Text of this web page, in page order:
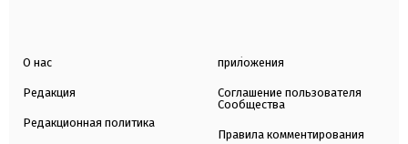
О нас
Редакция
Редакционная политика
приложения
Соглашение пользователя
Сообщества
Правила комментирования